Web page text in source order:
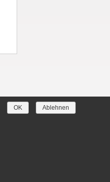
OK Ablehnen